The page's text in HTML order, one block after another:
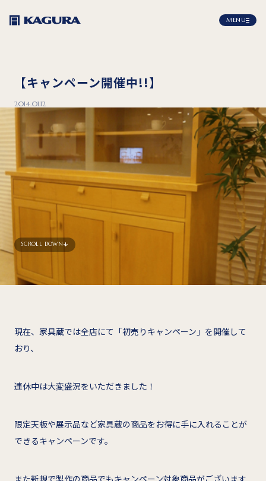
MENU
【キャンペーン開催中!!】
2014.01.12
SCROLL DOWN
現在、家具蔵では全店にて「初売りキャンペーン」を開催して
おり、
連休中は大変盛況をいただきました！
限定天板や展示品など家具蔵の商品をお得に手に入れることが
できるキャンペーンです。
また新規で製作の商品でもキャンペーン対象商品がございます